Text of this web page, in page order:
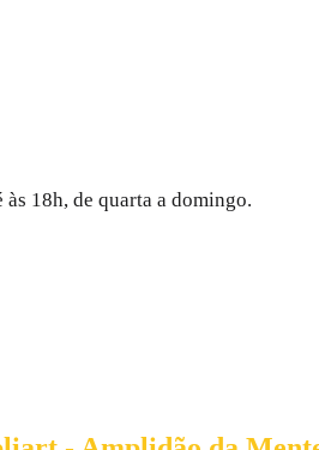
18h, de quarta a domingo.